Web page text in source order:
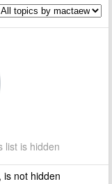
list is hidden
not hidden